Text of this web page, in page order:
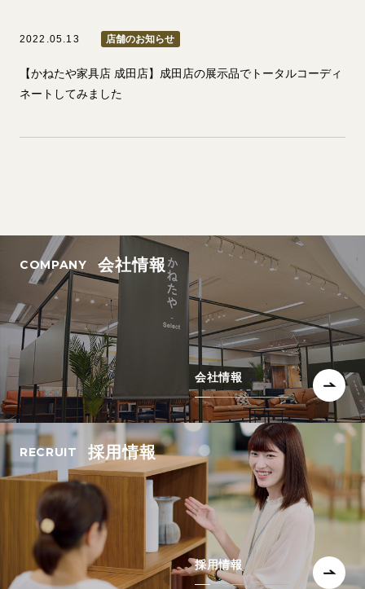
2022.05.13 店舗のお知らせ
【かねたや家具店 成田店】成田店の展示品でトータルコーディ
ネートしてみました
会社情報
会社情報
採用情報
採用情報